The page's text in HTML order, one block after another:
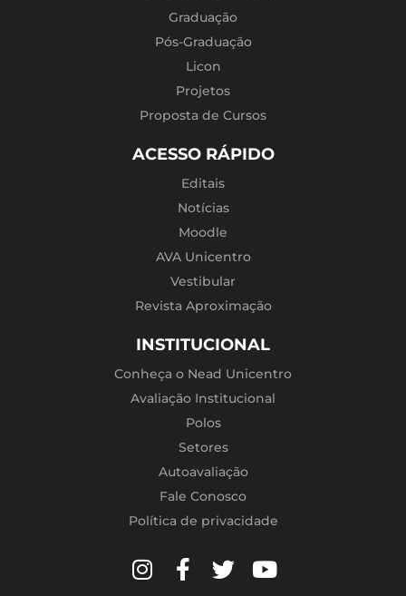
Graduação
Pós-Graduação
Licon
Projetos
Proposta de Cursos
ACESSO RÁPIDO
Editais
Notícias
Moodle
AVA Unicentro
Vestibular
Revista Aproximação
INSTITUCIONAL
Conheça o Nead Unicentro
Avaliação Institucional
Polos
Setores
Autoavaliação
Fale Conosco
Política de privacidade